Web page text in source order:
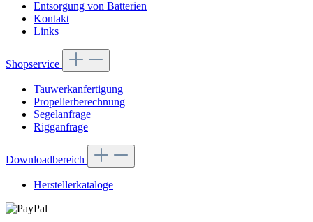
Entsorgung von Batterien
Kontakt
Links
Shopservice
Tauwerkanfertigung
Propellerberechnung
Segelanfrage
Rigganfrage
Downloadbereich
Herstellerkataloge